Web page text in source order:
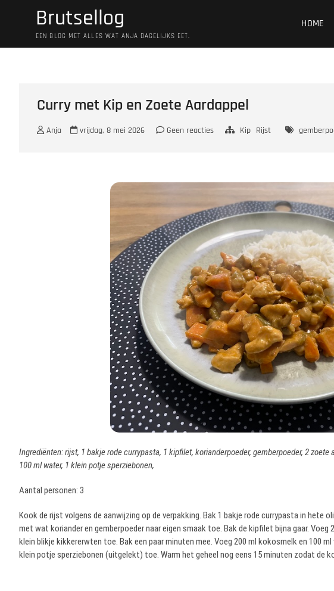
Brutsellog
EEN BLOG MET ALLES WAT ANJA DAGELIJKS EET.
HOME
Curry met Kip en Zoete Aardappel
Anja vrijdag, 8 mei 2026 Geen reacties Kip Rijst
Ingrediënten: rijst, 1 bakje rode currypasta, 1 kipfilet, korianderpoeder, gemberpoeder, 2
100 ml water, 1 klein potje sperziebonen,
Aantal personen: 3
Kook de rijst volgens de aanwijzing op de verpakking. Bak 1 bakje rode currypasta in hete
met wat koriander en gemberpoeder naar eigen smaak toe. Bak de kipfilet bijna gaar. Voeg
klein blikje kikkererwten toe. Bak een paar minuten mee. Voeg 200 ml kokosmelk en 100
klein potje sperziebonen (uitgelekt) toe. Warm het geheel nog eens 15 minuten zodat de